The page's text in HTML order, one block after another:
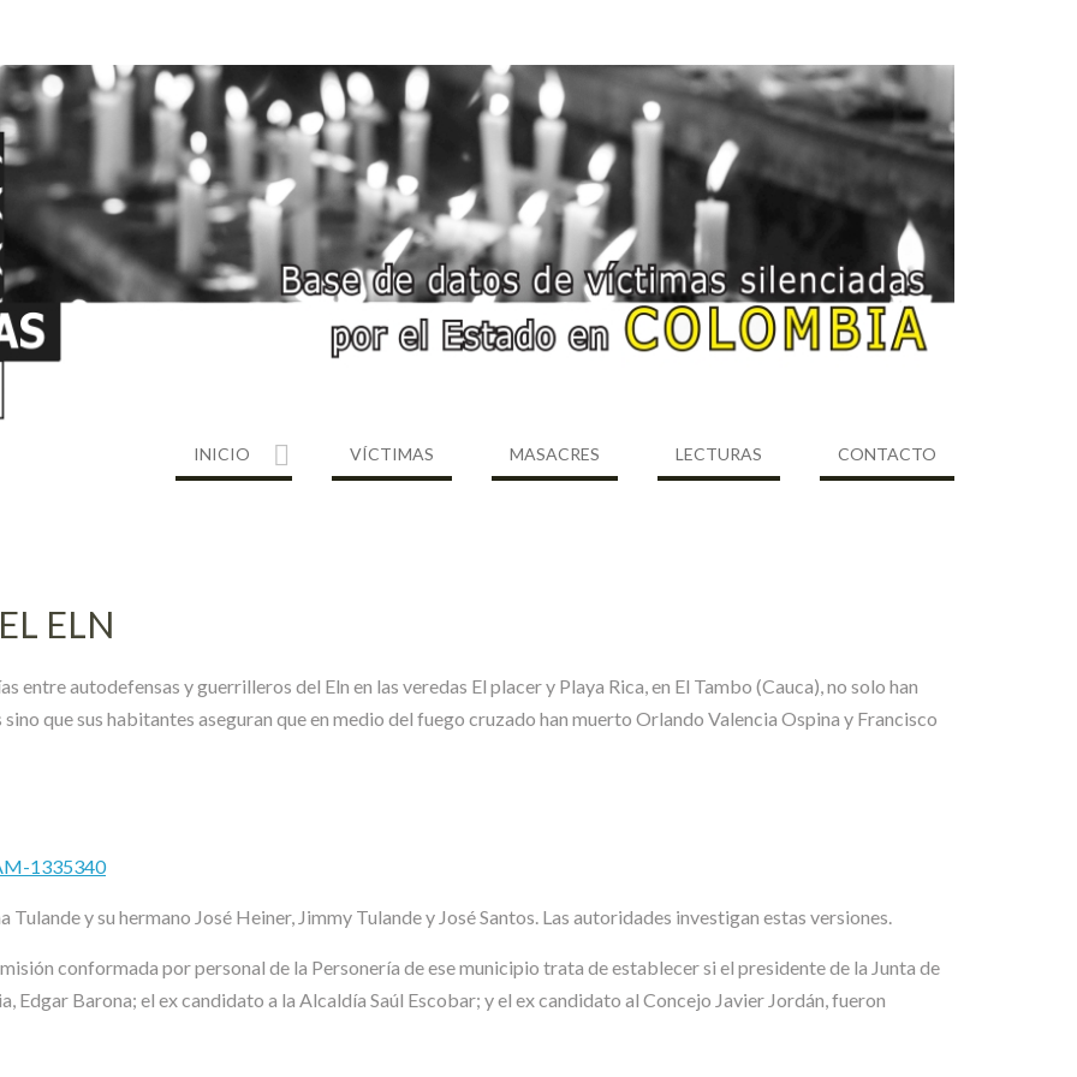
INICIO VÍCTIMAS MASACRES LECTURAS CONTACTO
ELN
entre autodefensas y guerrilleros del Eln en las veredas El placer y Playa Rica, en El Tambo (Cauca), no solo han
que sus habitantes aseguran que en medio del fuego cruzado han muerto Orlando Valencia Ospina y Francisco
1335340
y su hermano José Heiner, Jimmy Tulande y José Santos. Las autoridades investigan estas versiones.
conformada por personal de la Personería de ese municipio trata de establecer si el presidente de la Junta de
Barona; el ex candidato a la Alcaldía Saúl Escobar; y el ex candidato al Concejo Javier Jordán, fueron